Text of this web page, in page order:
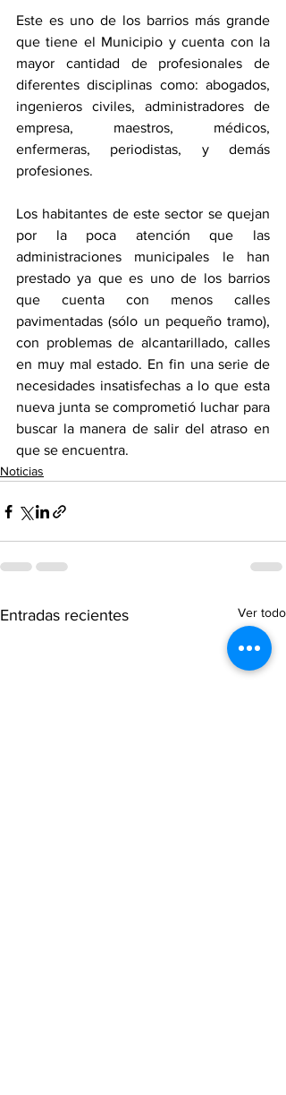
Este es uno de los barrios más grande
que tiene el Municipio y cuenta con la
mayor cantidad de profesionales de
diferentes disciplinas como: abogados,
ingenieros civiles, administradores de
empresa, maestros, médicos,
enfermeras, periodistas, y demás
profesiones.
Los habitantes de este sector se quejan
por la poca atención que las
administraciones municipales le han
prestado ya que es uno de los barrios
que cuenta con menos calles
pavimentadas (sólo un pequeño tramo),
con problemas de alcantarillado, calles
en muy mal estado. En fin una serie de
necesidades insatisfechas a lo que esta
nueva junta se comprometió luchar para
buscar la manera de salir del atraso en
que se encuentra.
Noticias
Entradas recientes Ver todo